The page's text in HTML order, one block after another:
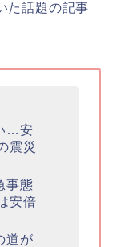
た話題の記事
…安
震災
事態
安倍
道が